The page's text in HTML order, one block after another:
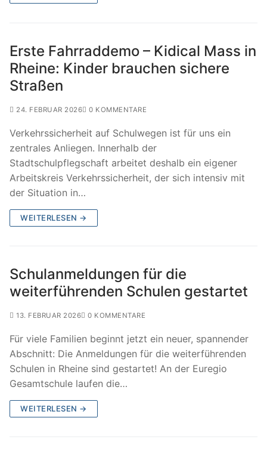
Erste Fahrraddemo – Kidical Mass in
Rheine: Kinder brauchen sichere
Straßen
24. FEBRUAR 2026 0 KOMMENTARE
Verkehrssicherheit auf Schulwegen ist für uns ein
zentrales Anliegen. Innerhalb der
Stadtschulpflegschaft arbeitet deshalb ein eigener
Arbeitskreis Verkehrssicherheit, der sich intensiv mit
der Situation in…
WEITERLESEN →
Schulanmeldungen für die
weiterführenden Schulen gestartet
13. FEBRUAR 2026 0 KOMMENTARE
Für viele Familien beginnt jetzt ein neuer, spannender
Abschnitt: Die Anmeldungen für die weiterführenden
Schulen in Rheine sind gestartet! An der Euregio
Gesamtschule laufen die…
WEITERLESEN →